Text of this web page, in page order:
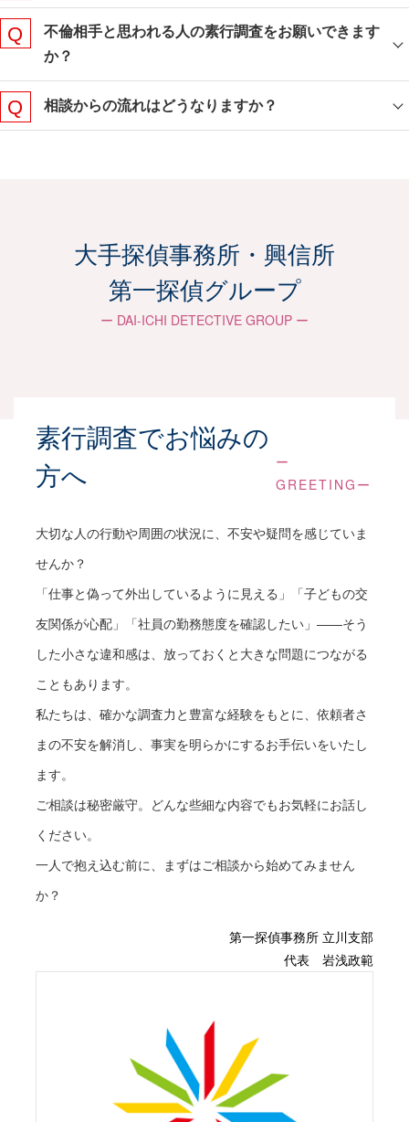
不倫相手と思われる人の素行調査をお願いできます
か？
相談からの流れはどうなりますか？
お客さまに合わせた柔軟な対応で、最適な戦略
メールやLINE、電話などご都合の良い方法にて
ご連絡ください。
ご面談
調査目的や状況を詳しくお伺いいたします。
探偵の立場から最適と思われる解決方法やプラ
ンをご提案いたします。
ご契約
調査内容を明確にし、本調査に向けて打ち合わ
せを行います。
ご契約時の取り決めに基づき、依頼料の全額も
しくは半額をお支払いただきます。
事前調査
大手探偵事務所・興信所
第一探偵グループ
ー DAI-ICHI DETECTIVE GROUP ー
素行調査でお悩みの
方へ
ー
GREETINGー
大切な人の行動や周囲の状況に、不安や疑問を感じていま
せんか？
「仕事と偽って外出しているように見える」「子どもの交
友関係が心配」「社員の勤務態度を確認したい」――そう
した小さな違和感は、放っておくと大きな問題につながる
こともあります。
私たちは、確かな調査力と豊富な経験をもとに、依頼者さ
まの不安を解消し、事実を明らかにするお手伝いをいたし
ます。
ご相談は秘密厳守。どんな些細な内容でもお気軽にお話し
ください。
一人で抱え込む前に、まずはご相談から始めてみません
か？
第一探偵事務所 立川支部
代表 岩浅政範